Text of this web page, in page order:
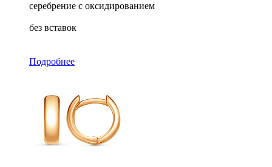
серебрение с оксидированием
без вставок
Подробнее